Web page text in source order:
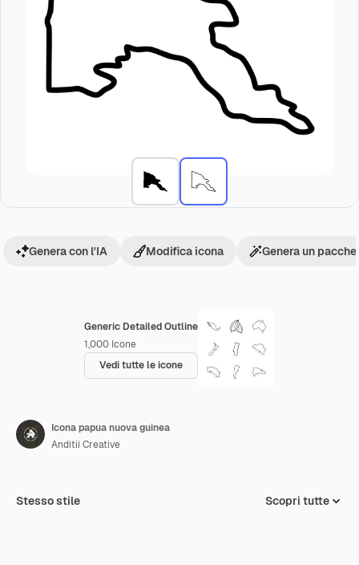
Generic Detailed Outline
1,000 Icone
Vedi tutte le icone
Genera con l'IA Modifica icona Genera un
Icona papua nuova guinea
Anditii Creative
Stesso stile Scopri tutte